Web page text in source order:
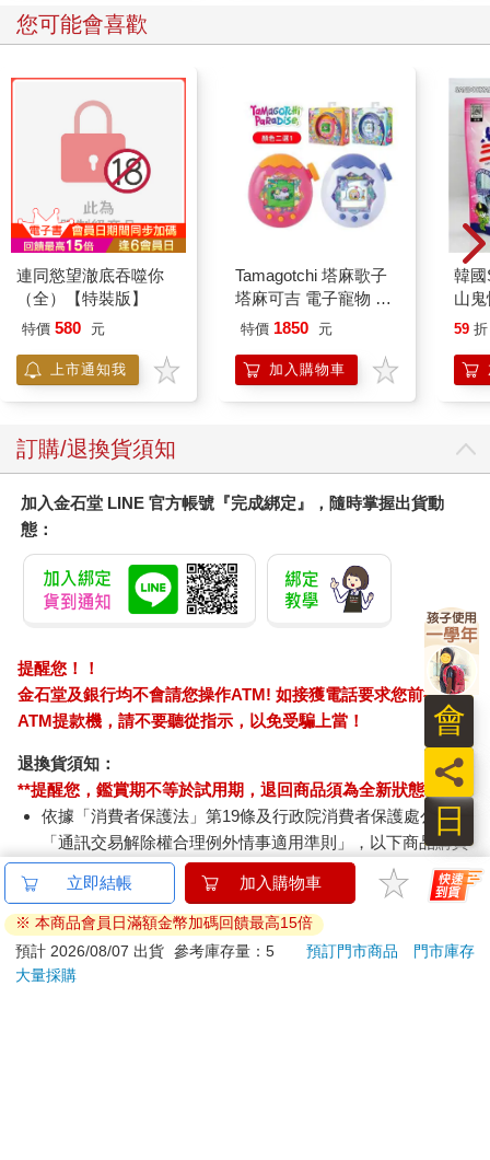
年齡卻老少交錯，此外還有線香跟一盤盤水果。平臺末端，則放
有我這輩子見過最小的電視，寬度大概只有三十公分吧。
的《辛普森家庭》；沒有半個字是我聽得懂的，但鮮豔的色彩和
長相古怪的角色，依舊讓我目不轉睛。裡面的白人膚色是深黃色
的，中國人角色則是淺黃膚色。我知道他們應該是中國人，是因
為他們的眼睛更細、更長、更斜，在那之前，我都不知道中國人
的眼睛看起來應該要是那個樣子的，但這很快成了我看待自己的
方式，讓當時的我認為，我的眼睛一定是哪裡出了問題。
從白人凝視的角度看待我的種族，讓我想起爸爸在中國時和我分
享的一個故事。他的某個英語教授同事先行來到美國，但跟他不
同，這位同事後來回到中國講述她的經驗。她告訴爸爸，自己先
前從未發覺過，我們的臉孔有多麼扁平，以及白人的臉又是多麼
立體跟起伏有致，還擁有我們十分羨慕的突起眉毛、臉頰、鼻
深深烙印在她的靈魂之中。當時爸爸和我都笑了起來，覺得這還
真是我們這輩子聽過最荒唐的事了。但是，那個同事本人卻並不
淚洗面。」
破天荒第一次，我也感受到了她的哀傷。不過我試著安慰自己，
反正《辛普森家庭》裡的每個人都長得很怪嘛，比如說，媽媽美
枝的髮型就很不可思議：又高又長，還是藍色的。我開始每天都
在同樣的時間到神龕去，幾天後，我就認得出大部分角色了，他
們暴凸的雙眼，鋸齒狀的尖頭跟所有一切。
隔週，爸爸帶了台小電視回家，他是在人行道上的垃圾袋旁找到
的。這台電視甚至比神龕邊那台更小，塑膠外殼的背面還延伸著
一道裂縫，但我超愛這台電視的，讓我認識了PBS兒童台，是一
整個世界的新朋友。爸爸得去上班，媽媽也得去找工作，可是現
在還是夏天，學校根本還沒開學，所以有好幾天，我都獨自待在
我們的房間裡，還得到嚴格的指示，絕對不准離開，除了去上廁
所以及去廚房找東西吃之外──而且，我還得把食物拿回來，並在
房間裡吃。在這漫長的幾個小時期間，電視和我成了同道中人，
跟我一樣，難過又孤單，被體積更大、裂縫也更少的媽媽給遺棄
在路邊。
我們房裡的電視永遠都開著，就連我在讀書或小睡的時候也是。
那些免費的頻道，FOX五台、PBS十三台，以及後來出現的UPN
九台跟WB十一台，讓我的生活感覺沒那麼空洞。離開中國以前，
我從來沒獨處過，所以身邊再次環繞著其他人的聲音還蠻不錯
的，就算他們是身在一個小螢幕裡，就算他們講的是一種我還沒
學會的語言。尤其是PBS兒童台，從我後來會認出是《閱讀彩
虹》（Reading Rainbow）及《羅傑斯先生的鄰居》（Mister
您可能會喜歡
連同慾望澈底吞噬你
（全）【特裝版】
特價 580 元
上市通知我
Tamagotchi 塔麻歌子
塔麻可吉 電子寵物 樂
園系列（熱帶橙果／極
特價 1850 元
加入購物車
韓
山
450
59 折
訂購/退換貨須知
加入金石堂 LINE 官方帳號『完成綁定』，隨時掌握出貨動
態：
提醒您！！
金石堂及銀行均不會請您操作ATM! 如接獲電話要求您前往
ATM提款機，請不要聽從指示，以免受騙上當！
退換貨須知：
**提醒您，鑑賞期不等於試用期，退回商品須為全新狀態**
依據「消費者保護法」第19條及行政院消費者保護處公告之
「通訊交易解除權合理例外情事適用準則」，以下商品購買
後，除商品本身有瑕疵外，將不提供7天的猶豫期：
易於腐敗、保存期限較短或解約時即將逾期。（如：生
鮮食品）
依消費者要求所為之客製化給付。（客製化商品）
報紙、期刊或雜誌。（含MOOK、外文雜誌）
立即結帳 加入購物車
※ 本商品會員日滿額金幣加碼回饋最高15倍
預計 2026/08/07 出貨 參考庫存量：5 預訂門市商品
門市庫存
大量採購
日
員
會